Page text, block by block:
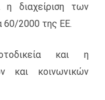
η διαχείριση των
60/2000 της ΕΕ.
και η
και κοινωνικών